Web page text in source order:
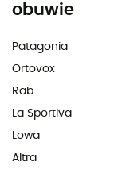
obuwie
Patagonia
Ortovox
Rab
La Sportiva
Lowa
Altra